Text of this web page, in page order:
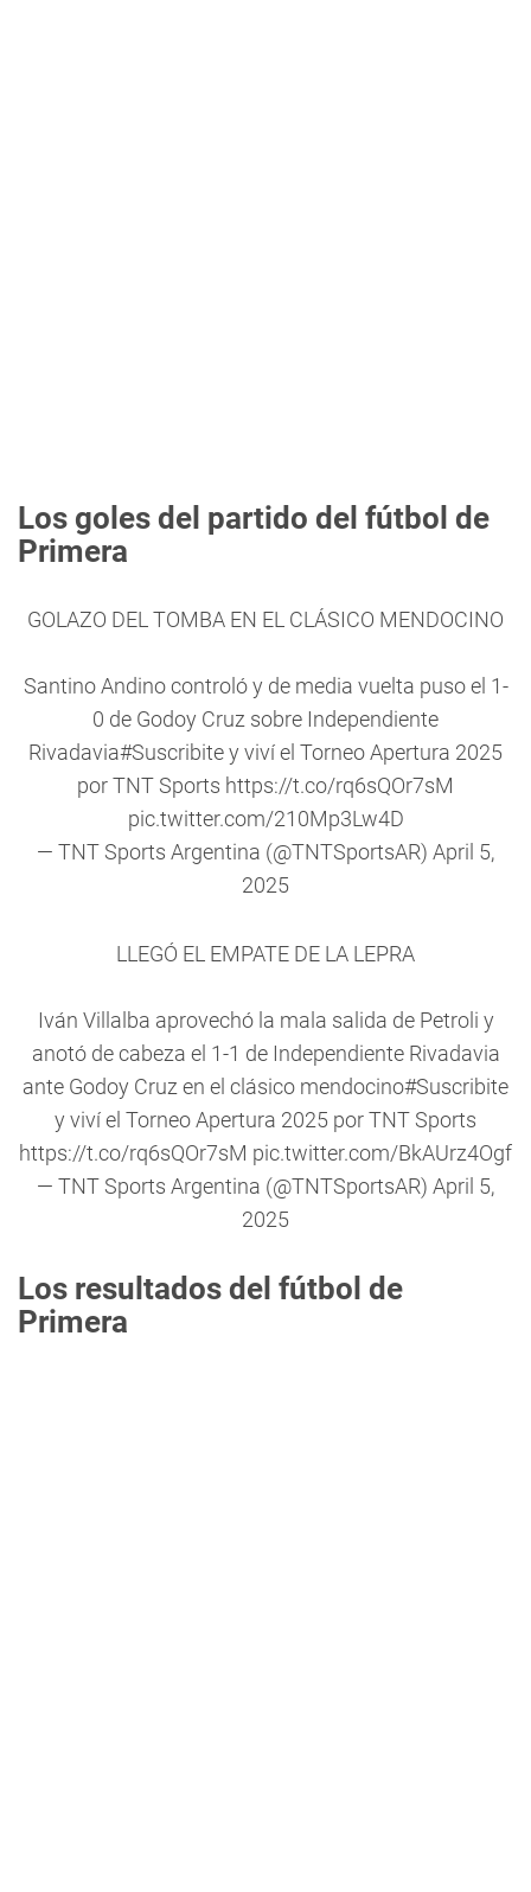
Los goles del partido del fútbol de
Primera
GOLAZO DEL TOMBA EN EL CLÁSICO MENDOCINO
Santino Andino controló y de media vuelta puso el 1-
0 de Godoy Cruz sobre Independiente
Rivadavia#Suscribitey viví el Torneo Apertura 2025
por TNT Sports https://t.co/rq6sQOr7sM
pic.twitter.com/210Mp3Lw4D
— TNT Sports Argentina (@TNTSportsAR) April 5,
2025
LLEGÓ EL EMPATE DE LA LEPRA
Iván Villalba aprovechó la mala salida de Petroli y
anotó de cabeza el 1-1 de Independiente Rivadavia
ante Godoy Cruz en el clásico mendocino#Suscribite
y viví el Torneo Apertura 2025 por TNT Sports
https://t.co/rq6sQOr7sM pic.twitter.com/BkAUrz4Ogf
— TNT Sports Argentina (@TNTSportsAR) April 5,
2025
Los resultados del fútbol de
Primera